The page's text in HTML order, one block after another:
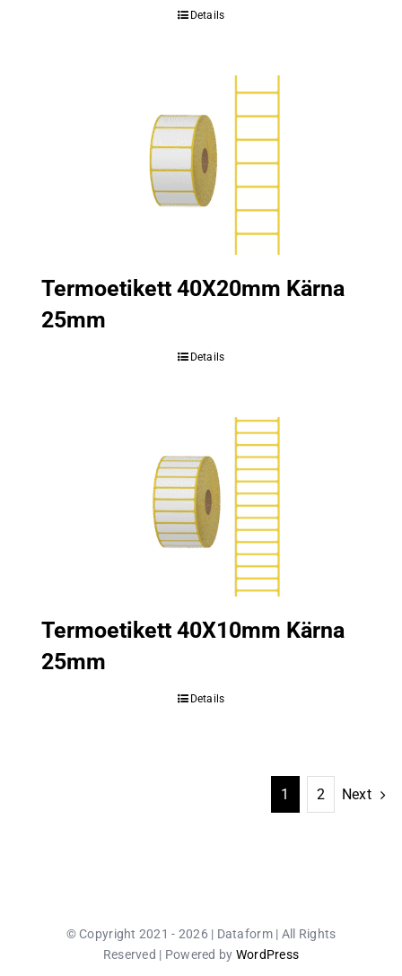
Details
Termoetikett 40X20mm Kärna
25mm
Details
Termoetikett 40X10mm Kärna
25mm
Details
1 2 Next
© Copyright 2021 - 2026 | Dataform | All Rights
Reserved | Powered by WordPress